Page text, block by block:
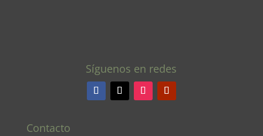
Síguenos en redes
Contacto